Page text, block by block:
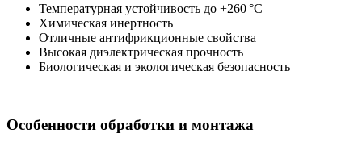
Температурная устойчивость до +260 °C
Химическая инертность
Отличные антифрикционные свойства
Высокая диэлектрическая прочность
Биологическая и экологическая безопасность
Особенности обработки и монтажа